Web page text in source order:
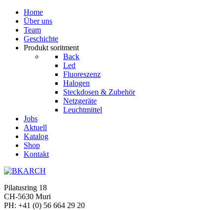
Home
Über uns
Team
Geschichte
Produkt soritment
Back
Led
Fluoreszenz
Halogen
Steckdosen & Zubehör
Netzgeräte
Leuchtmittel
Jobs
Aktuell
Katalog
Shop
Kontakt
Pilatusring 18
CH-5630 Muri
PH: +41 (0) 56 664 29 20